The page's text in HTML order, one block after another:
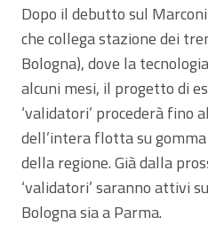
Dopo il debutto sul
che collega stazione dei
Bologna), dove la
alcuni mesi, il progetto di
‘validatori’ procederà fino
dell’intera flotta su
della regione. Già dalla
‘validatori’ saranno attivi
Bologna sia a Parma.